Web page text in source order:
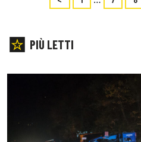
PIÙ LETTI